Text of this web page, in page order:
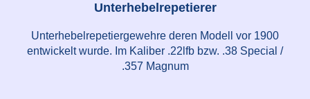
Unterhebelrepetierer
Unterhebelrepetiergewehre deren Modell vor 1900
entwickelt wurde. Im Kaliber .22lfb bzw. .38 Special /
.357 Magnum